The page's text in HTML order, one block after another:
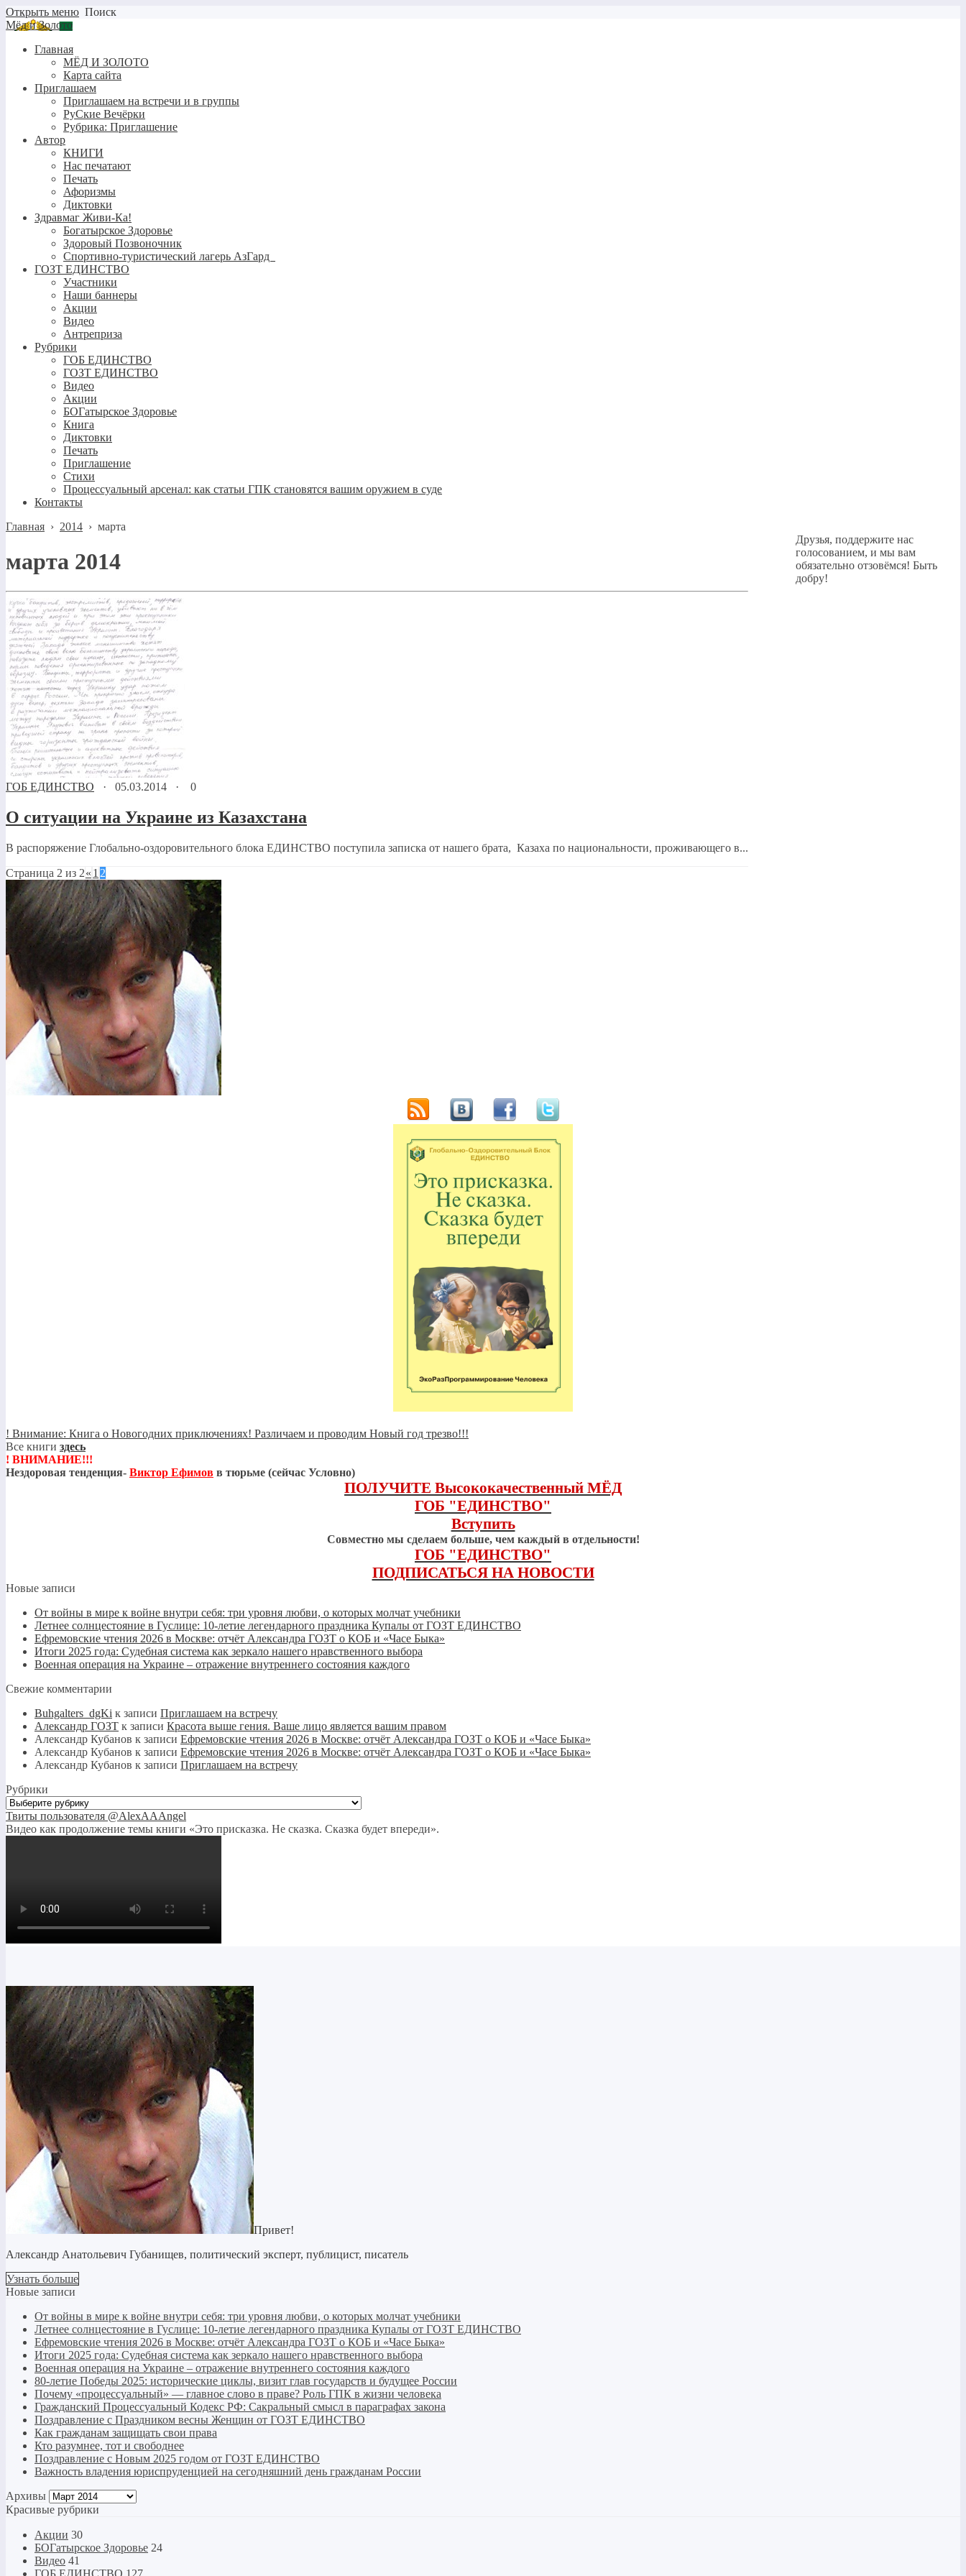
Открыть меню Поиск
Мёд и Золото
Главная
МЁД И ЗОЛОТО
Карта сайта
Приглашаем
Приглашаем на встречи и в группы
РуСкие Вечёрки
Рубрика: Приглашение
Автор
КНИГИ
Нас печатают
Печать
Афоризмы
Диктовки
Здравмаг Живи-Ка!
Богатырское Здоровье
Здоровый Позвоночник
Спортивно-туристический лагерь АзГард
ГОЗТ ЕДИНСТВО
Участники
Наши баннеры
Акции
Видео
Антреприза
Рубрики
ГОБ ЕДИНСТВО
ГОЗТ ЕДИНСТВО
Видео
Акции
БОГатырское Здоровье
Книга
Диктовки
Печать
Приглашение
Стихи
Процессуальный арсенал: как статьи ГПК становятся вашим оружием в суде
Контакты
Главная › 2014 › марта
марта 2014
ГОБ ЕДИНСТВО · 05.03.2014 · 0
О ситуации на Украине из Казахстана
В распоряжение Глобально-оздоровительного блока ЕДИНСТВО поступила записка от нашего брата, Казаха по национальности, проживающего в...
Страница 2 из 2« 1 2
Друзья, поддержите нас
голосованием, и мы вам
обязательно отзовёмся! Быть
добру!
! Внимание: Книга о Новогодних приключениях! Различаем и проводим Новый год трезво!!!
Все книги здесь
! ВНИМАНИЕ!!!
Нездоровая тенденция- Виктор Ефимов в тюрьме (сейчас Условно)
ПОЛУЧИТЕ Высококачественный МЁД
ГОБ "ЕДИНСТВО"
Вступить
Совместно мы сделаем больше, чем каждый в отдельности!
ГОБ "ЕДИНСТВО"
ПОДПИСАТЬСЯ НА НОВОСТИ
Новые записи
От войны в мире к войне внутри себя: три уровня любви, о которых молчат учебники
Летнее солнцестояние в Гуслице: 10-летие легендарного праздника Купалы от ГОЗТ ЕДИНСТВО
Ефремовские чтения 2026 в Москве: отчёт Александра ГОЗТ о КОБ и «Часе Быка»
Итоги 2025 года: Судебная система как зеркало нашего нравственного выбора
Военная операция на Украине – отражение внутреннего состояния каждого
Свежие комментарии
Buhgalters_dgKi к записи Приглашаем на встречу
Александр ГОЗТ к записи Красота выше гения. Ваше лицо является вашим правом
Александр Кубанов к записи Ефремовские чтения 2026 в Москве: отчёт Александра ГОЗТ о КОБ и «Часе Быка»
Александр Кубанов к записи Ефремовские чтения 2026 в Москве: отчёт Александра ГОЗТ о КОБ и «Часе Быка»
Александр Кубанов к записи Приглашаем на встречу
Рубрики
Рубрики
Твиты пользователя @AlexAAAngel
Видео как продолжение темы книги «Это присказка. Не сказка. Сказка будет впереди».
Привет!
Александр Анатольевич Губанищев, политический эксперт, публицист, писатель
Узнать больше
Новые записи
От войны в мире к войне внутри себя: три уровня любви, о которых молчат учебники
Летнее солнцестояние в Гуслице: 10-летие легендарного праздника Купалы от ГОЗТ ЕДИНСТВО
Ефремовские чтения 2026 в Москве: отчёт Александра ГОЗТ о КОБ и «Часе Быка»
Итоги 2025 года: Судебная система как зеркало нашего нравственного выбора
Военная операция на Украине – отражение внутреннего состояния каждого
80-летие Победы 2025: исторические циклы, визит глав государств и будущее России
Почему «процессуальный» — главное слово в праве? Роль ГПК в жизни человека
Гражданский Процессуальный Кодекс РФ: Сакральный смысл в параграфах закона
Поздравление с Праздником весны Женщин от ГОЗТ ЕДИНСТВО
Как гражданам защищать свои права
Кто разумнее, тот и свободнее
Поздравление с Новым 2025 годом от ГОЗТ ЕДИНСТВО
Важность владения юриспруденцией на сегодняшний день гражданам России
Архивы Архивы
Красивые рубрики
Акции 30
БОГатырское Здоровье 24
Видео 41
ГОБ ЕДИНСТВО 127